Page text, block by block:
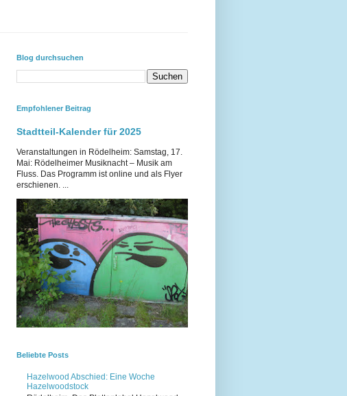
Blog durchsuchen
Empfohlener Beitrag
Stadtteil-Kalender für 2025
Veranstaltungen in Rödelheim: Samstag, 17.
Mai: Rödelheimer Musiknacht – Musik am
Fluss. Das Programm ist online und als Flyer
erschienen. ...
Beliebte Posts
Hazelwood Abschied: Eine Woche
Hazelwoodstock